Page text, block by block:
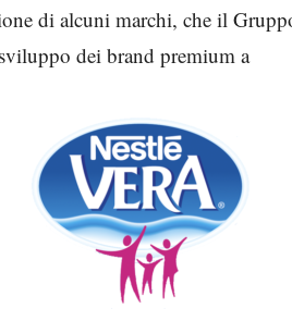
di alcuni marchi, che il
dei brand premium a